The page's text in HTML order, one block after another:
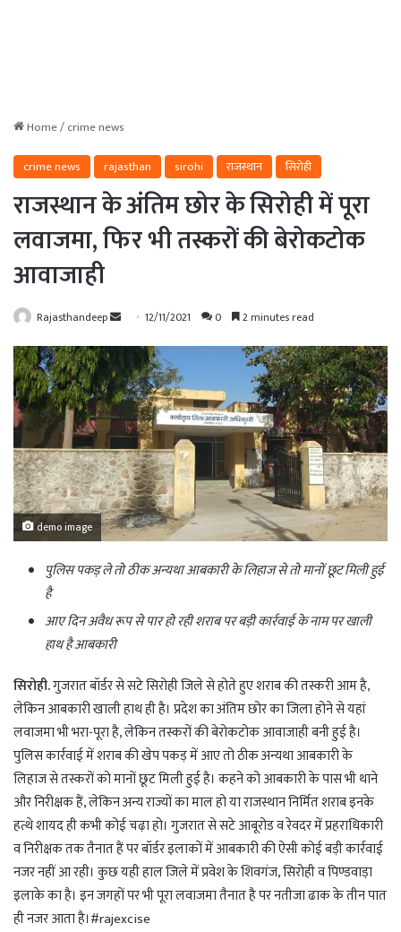
Home/crime news
crime news
rajasthan sirohi राजस्थान सिरोही
राजस्थान के अंतिम छोर के सिरोही में पूरा
लवाजमा, फिर भी तस्करों की बेरोकटोक
आवाजाही
Rajasthandeep
Send
email
12/11/2021 0 2 minutes read
demo image
पुलिस पकड़ ले तो ठीक अन्यथा आबकारी के लिहाज से तो मानों छूट मिली हुई
है
आए दिन अवैध रूप से पार हो रही शराब पर बड़ी कार्रवाई के नाम पर खाली
हाथ है आबकारी
सिरोही.गुजरात बॉर्डर से सटे सिरोही जिले से होते हुए शराब की तस्करी आम है,
लेकिन आबकारी खाली हाथ ही है। प्रदेश का अंतिम छोर का जिला होने से यहां
लवाजमा भी भरा-पूरा है, लेकिन तस्करों की बेरोकटोक आवाजाही बनी हुई है।
पुलिस कार्रवाई में शराब की खेप पकड़ में आए तो ठीक अन्यथा आबकारी के
लिहाज से तस्करों को मानों छूट मिली हुई है। कहने को आबकारी के पास भी थाने
और निरीक्षक हैं, लेकिन अन्य राज्यों का माल हो या राजस्थान निर्मित शराब इनके
हत्थे शायद ही कभी कोई चढ़ा हो। गुजरात से सटे आबूरोड व रेवदर में प्रहराधिकारी
व निरीक्षक तक तैनात हैं पर बॉर्डर इलाकों में आबकारी की ऐसी कोई बड़ी कार्रवाई
नजर नहीं आ रही। कुछ यही हाल जिले में प्रवेश के शिवगंज, सिरोही व पिण्डवाड़ा
इलाके का है। इन जगहों पर भी पूरा लवाजमा तैनात है पर नतीजा ढाक के तीन पात
ही नजर आता है।#rajexcise